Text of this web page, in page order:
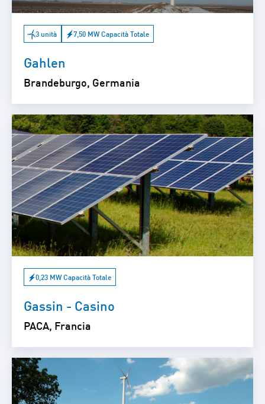
3 unità 7,50 MW Capacità Totale
Gahlen
Brandeburgo, Germania
0,23 MW Capacità Totale
Gassin - Casino
PACA, Francia